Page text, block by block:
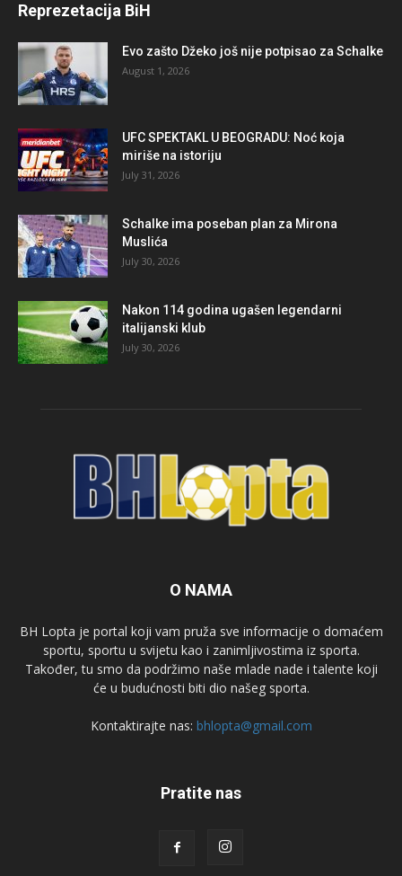
Reprezetacija BiH
Evo zašto Džeko još nije potpisao za Schalke
August 1, 2026
UFC SPEKTAKL U BEOGRADU: Noć koja
miriše na istoriju
July 31, 2026
Schalke ima poseban plan za Mirona
Muslića
July 30, 2026
Nakon 114 godina ugašen legendarni
italijanski klub
July 30, 2026
O NAMA
BH Lopta je portal koji vam pruža sve informacije o domaćem
sportu, sportu u svijetu kao i zanimljivostima iz sporta.
Također, tu smo da podržimo naše mlade nade i talente koji
će u budućnosti biti dio našeg sporta.
Kontaktirajte nas: bhlopta@gmail.com
Pratite nas